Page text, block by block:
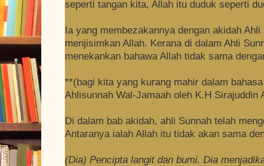
seperti tangan kita, Allah itu duduk seperti
Ia yang membezakannya dengan akidah
menjisimkan Allah. Kerana di dalam Ahli
menekankan bahawa Allah tidak sama
**(bagi kita yang kurang mahir dalam
Ahlisunnah Wal-Jamaah oleh K.H Sirajuddin
Di dalam bab akidah, ahli Sunnah telah
Antaranya ialah Allah itu tidak akan sama
(Dia) Pencipta langit dan bumi. Dia